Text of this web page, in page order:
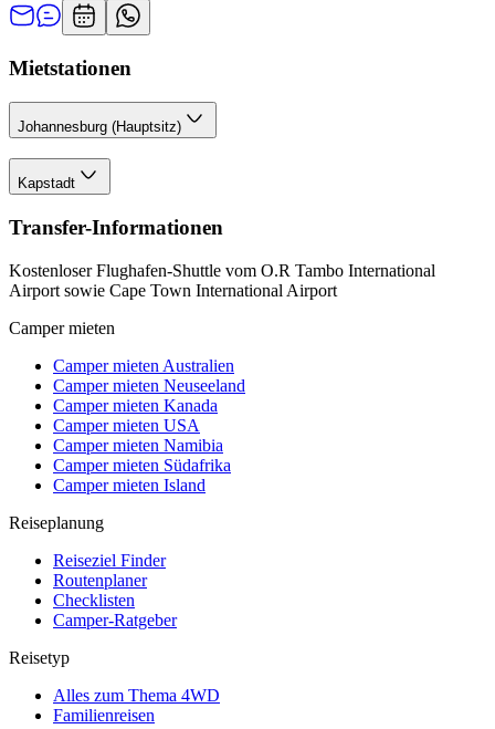
Mietstationen
Johannesburg (Hauptsitz)
Kapstadt
Transfer-Informationen
Kostenloser Flughafen-Shuttle vom O.R Tambo International
Airport sowie Cape Town International Airport
Camper mieten
Camper mieten Australien
Camper mieten Neuseeland
Camper mieten Kanada
Camper mieten USA
Camper mieten Namibia
Camper mieten Südafrika
Camper mieten Island
Reiseplanung
Reiseziel Finder
Routenplaner
Checklisten
Camper-Ratgeber
Reisetyp
Alles zum Thema 4WD
Familienreisen